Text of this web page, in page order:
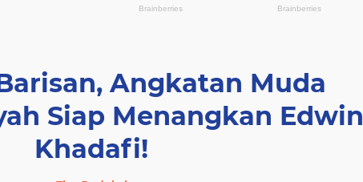
Angkatan Muda
Siap Menangkan Edwin
Khadafi!